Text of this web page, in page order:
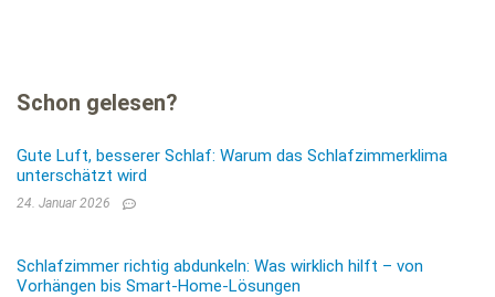
Schon gelesen?
Gute Luft, besserer Schlaf: Warum das Schlafzimmerklima
unterschätzt wird
24. Januar 2026
Schlafzimmer richtig abdunkeln: Was wirklich hilft – von
Vorhängen bis Smart-Home-Lösungen